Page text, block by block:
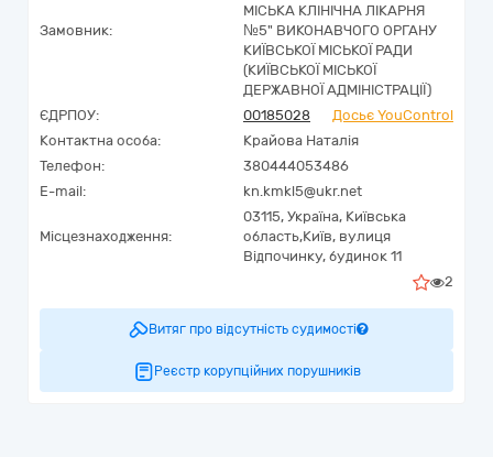
Замовник:
МІСЬКА КЛІНІЧНА ЛІКАРНЯ
№5" ВИКОНАВЧОГО ОРГАНУ
КИЇВСЬКОЇ МІСЬКОЇ РАДИ
(КИЇВСЬКОЇ МІСЬКОЇ
ДЕРЖАВНОЇ АДМІНІСТРАЦІЇ)
ЄДРПОУ:
00185028
Досьє YouControl
Контактна особа:
Крайова Наталія
Телефон:
380444053486
E-mail:
kn.kmkl5@ukr.net
Місцезнаходження:
03115, Україна, Київська
область,Київ, вулиця
Відпочинку, будинок 11
2
Витяг про відсутність судимості
Реєстр корупційних порушників